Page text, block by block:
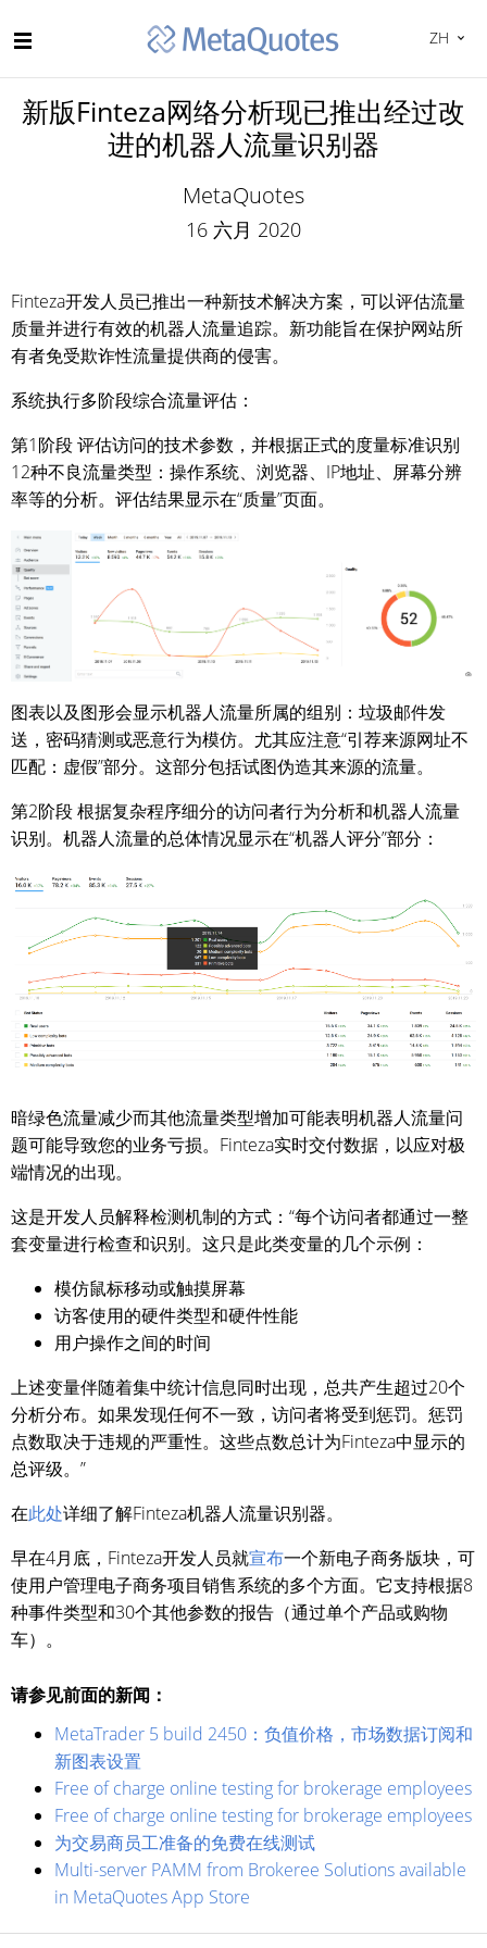
ZH
新版Finteza网络分析现已推出经过改
进的机器人流量识别器
MetaQuotes
16 六月 2020
Finteza开发人员已推出一种新技术解决方案，可以评估流量
质量并进行有效的机器人流量追踪。新功能旨在保护网站所
有者免受欺诈性流量提供商的侵害。
系统执行多阶段综合流量评估：
第1阶段 评估访问的技术参数，并根据正式的度量标准识别
12种不良流量类型：操作系统、浏览器、IP地址、屏幕分辨
率等的分析。评估结果显示在“质量”页面。
图表以及图形会显示机器人流量所属的组别：垃圾邮件发
送，密码猜测或恶意行为模仿。尤其应注意“引荐来源网址不
匹配：虚假”部分。这部分包括试图伪造其来源的流量。
第2阶段 根据复杂程序细分的访问者行为分析和机器人流量
识别。机器人流量的总体情况显示在“机器人评分”部分：
暗绿色流量减少而其他流量类型增加可能表明机器人流量问
题可能导致您的业务亏损。Finteza实时交付数据，以应对极
端情况的出现。
这是开发人员解释检测机制的方式：“每个访问者都通过一整
套变量进行检查和识别。这只是此类变量的几个示例：
模仿鼠标移动或触摸屏幕
访客使用的硬件类型和硬件性能
用户操作之间的时间
上述变量伴随着集中统计信息同时出现，总共产生超过20个
分析分布。如果发现任何不一致，访问者将受到惩罚。惩罚
点数取决于违规的严重性。这些点数总计为Finteza中显示的
总评级。”
在此处详细了解Finteza机器人流量识别器。
早在4月底，Finteza开发人员就宣布一个新电子商务版块，可
使用户管理电子商务项目销售系统的多个方面。它支持根据8
种事件类型和30个其他参数的报告（通过单个产品或购物
车）。
请参见前面的新闻：
MetaTrader 5 build 2450：负值价格，市场数据订阅和
新图表设置
Free of charge online testing for brokerage employees
Free of charge online testing for brokerage employees
为交易商员工准备的免费在线测试
Multi-server PAMM from Brokeree Solutions available
in MetaQuotes App Store